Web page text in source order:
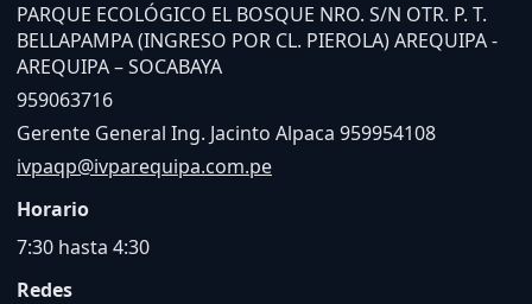
PARQUE ECOLÓGICO EL BOSQUE NRO. S/N OTR. P. T.
BELLAPAMPA (INGRESO POR CL. PIEROLA) AREQUIPA -
AREQUIPA – SOCABAYA
959063716
Gerente General Ing. Jacinto Alpaca 959954108
ivpaqp@ivparequipa.com.pe
Horario
7:30 hasta 4:30
Redes